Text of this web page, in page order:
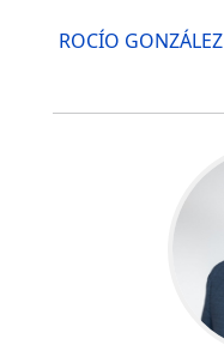
ROCÍO GONZÁLEZ